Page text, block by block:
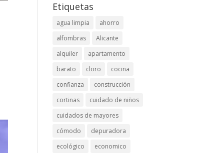
Etiquetas
agua limpia
ahorro
alfombras
Alicante
alquiler
apartamento
barato
cloro
cocina
confianza
construcción
cortinas
cuidado de niños
cuidados de mayores
cómodo
depuradora
ecológico
economico